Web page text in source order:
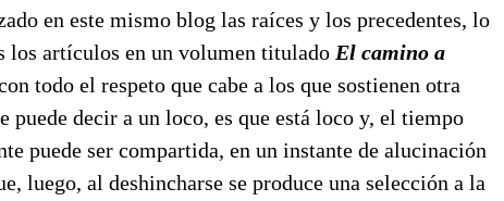
en este mismo blog las raíces y los precedentes, lo
los artículos en un volumen titulado El camino a
todo el respeto que cabe a los que sostienen otra
puede decir a un loco, es que está loco y, el tiempo
puede ser compartida, en un instante de alucinación
luego, al deshincharse se produce una selección a la